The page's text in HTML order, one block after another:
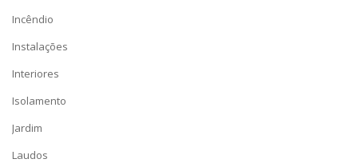
Incêndio
Instalações
Interiores
Isolamento
Jardim
Laudos